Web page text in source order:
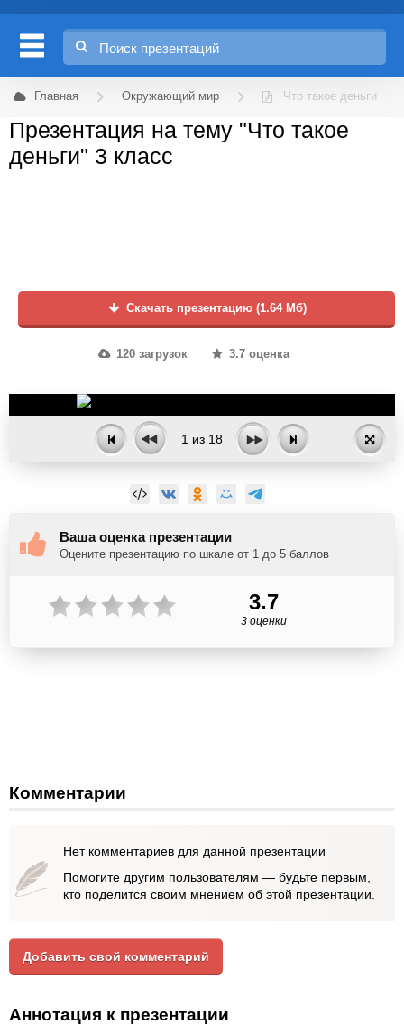
Главная Окружающий мир Что такое деньги
Презентация на тему "Что такое
деньги" 3 класс
Скачать презентацию (1.64 Мб)
120 загрузок 3.7 оценка
1 из 18
Ваша оценка презентации
Оцените презентацию по шкале от 1 до 5 баллов
3.7
3 оценки
Комментарии
Нет комментариев для данной презентации
Помогите другим пользователям — будьте первым,
кто поделится своим мнением об этой презентации.
Добавить свой комментарий
Аннотация к презентации